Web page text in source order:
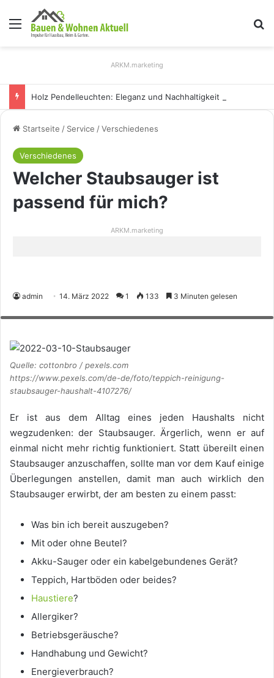
Menü
ARKM.marketing
Startseite / Service /Verschiedenes
Verschiedenes
Welcher Staubsauger ist
passend für mich?
ARKM.marketing
admin 14. März 2022 1 133 3 Minuten gelesen
Quelle: cottonbro / pexels.com https://www.pexels.com/de-
Quelle: cottonbro / pexels.com
https://www.pexels.com/de-de/foto/teppich-reinigung-
staubsauger-haushalt-4107276/
Er ist aus dem Alltag eines jeden Haushalts nicht
wegzudenken: der Staubsauger. Ärgerlich, wenn er auf
einmal nicht mehr richtig funktioniert. Statt übereilt einen
Staubsauger anzuschaffen, sollte man vor dem Kauf einige
Überlegungen anstellen, damit man auch wirklich den
Staubsauger erwirbt, der am besten zu einem passt:
Was bin ich bereit auszugeben?
Mit oder ohne Beutel?
Akku-Sauger oder ein kabelgebundenes Gerät?
Teppich, Hartböden oder beides?
Haustiere?
Allergiker?
Betriebsgeräusche?
Handhabung und Gewicht?
Energieverbrauch?